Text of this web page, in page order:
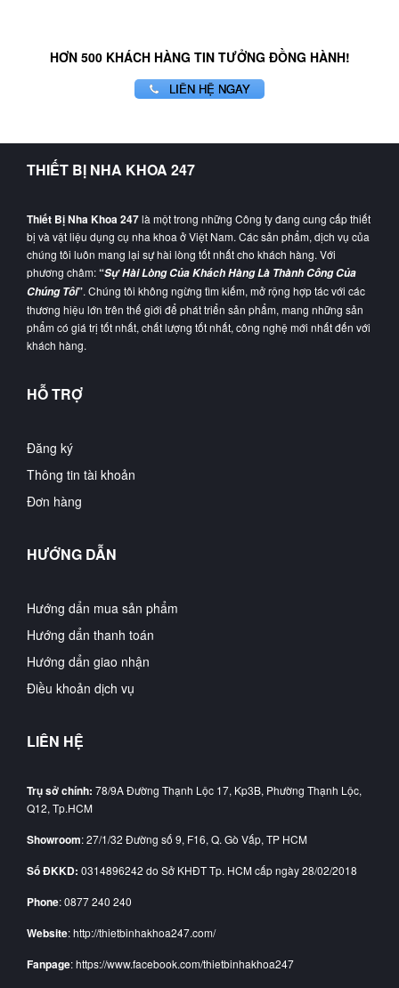
HƠN 500 KHÁCH HÀNG TIN TƯỞNG ĐỒNG HÀNH!
LIÊN HỆ NGAY
THIẾT BỊ NHA KHOA 247
Thiết Bị Nha Khoa 247là một trong những Công ty đang cung cấp thiết
bị và vật liệu dụng cụ nha khoa ở Việt Nam. Các sản phẩm, dịch vụ của
chúng tôi luôn mang lại sự hài lòng tốt nhất cho khách hàng. Với
phương châm:“Sự Hài Lòng Của Khách Hàng Là Thành Công Của
Chúng Tôi”. Chúng tôi không ngừng tìm kiếm, mở rộng hợp tác với các
thương hiệu lớn trên thế giới để phát triển sản phẩm, mang những sản
phẩm có giá trị tốt nhất, chất lượng tốt nhất, công nghệ mới nhất đến với
khách hàng.
HỖ TRỢ
Đăng ký
Thông tin tài khoản
Đơn hàng
HƯỚNG DẪN
Hướng dẩn mua sản phẩm
Hướng dẩn thanh toán
Hướng dẩn giao nhận
Điều khoản dịch vụ
LIÊN HỆ
Trụ sở chính: 78/9A Đường Thạnh Lộc 17, Kp3B, Phường Thạnh Lộc,
Q12, Tp.HCM
Showroom: 27/1/32 Đường số 9, F16, Q. Gò Vấp, TP HCM
Số ĐKKD: 0314896242 do Sở KHĐT Tp. HCM cấp ngày 28/02/2018
Phone: 0877 240 240
Website: http://thietbinhakhoa247.com/
Fanpage: https://www.facebook.com/thietbinhakhoa247